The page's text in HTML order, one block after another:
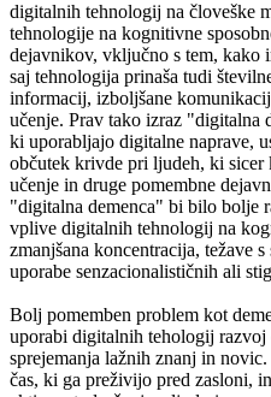
digitalnih tehnologij na človeške
tehnologije na kognitivne
dejavnikov, vključno s tem, kako
saj tehnologija prinaša tudi
informacij, izboljšane
učenje. Prav tako izraz "digitalna
ki uporabljajo digitalne naprave,
občutek krivde pri ljudeh, ki
učenje in druge pomembne
"digitalna demenca" bi bilo bolje
vplive digitalnih tehnologij na
zmanjšana koncentracija, težave
uporabe senzacionalističnih ali
Bolj pomemben problem kot
uporabi digitalnih tehologij
sprejemanja lažnih znanj in novic.
čas, ki ga preživijo pred zasloni,